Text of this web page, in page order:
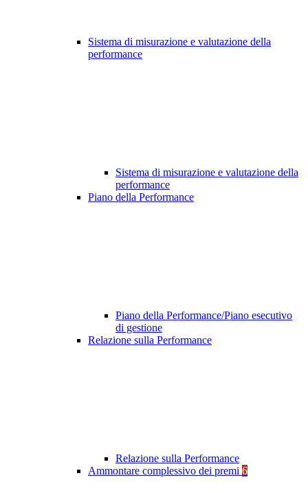
Sistema di misurazione e valutazione della
performance
Sistema di misurazione e valutazione della
performance
Piano della Performance
Piano della Performance/Piano esecutivo
di gestione
Relazione sulla Performance
Relazione sulla Performance
Ammontare complessivo dei premi 6